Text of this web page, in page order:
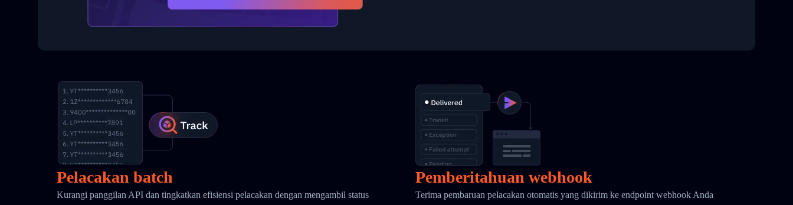
Pelacakan batch
Kurangi panggilan API dan tingkatkan efisiensi pelacakan dengan mengambil status
Pemberitahuan webhook
Terima pembaruan pelacakan otomatis yang dikirim ke endpoint webhook Anda